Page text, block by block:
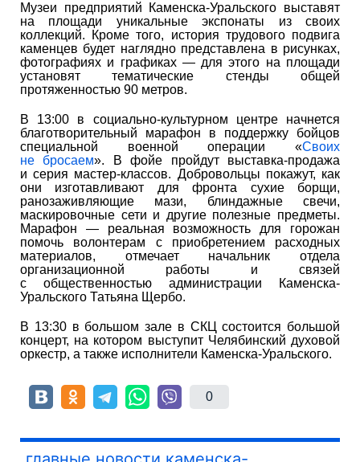
Музеи предприятий Каменска-Уральского выставят
на площади уникальные экспонаты из своих
коллекций. Кроме того, история трудового подвига
каменцев будет наглядно представлена в рисунках,
фотографиях и графиках — для этого на площади
установят тематические стенды общей
протяженностью 90 метров.
В 13:00 в социально-культурном центре начнется
благотворительный марафон в поддержку бойцов
специальной военной операции «Своих
не бросаем». В фойе пройдут выставка-продажа
и серия мастер-классов. Добровольцы покажут, как
они изготавливают для фронта сухие борщи,
ранозаживляющие мази, блиндажные свечи,
маскировочные сети и другие полезные предметы.
Марафон — реальная возможность для горожан
помочь волонтерам с приобретением расходных
материалов, отмечает начальник отдела
организационной работы и связей
с общественностью администрации Каменска-
Уральского Татьяна Щербо.
В 13:30 в большом зале в СКЦ состоится большой
концерт, на котором выступит Челябинский духовой
оркестр, а также исполнители Каменска-Уральского.
0